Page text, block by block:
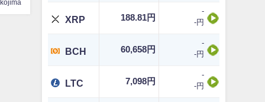
XRP 188.81円
-
-円
BCH 60,658円
-
-円
LTC 7,098円
-
-円